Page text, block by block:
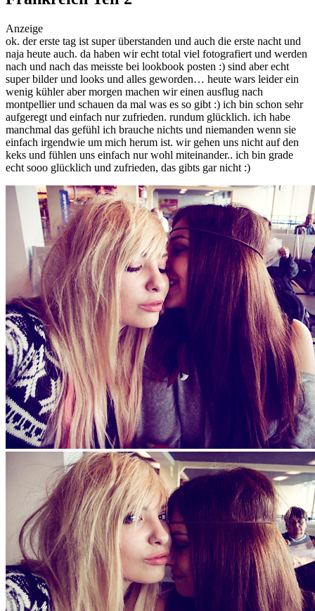
social topics
Anzeige
ok. der erste tag ist super überstanden und auch die erste nacht und
naja heute auch. da haben wir echt total viel fotografiert und werden
nach und nach das meisste bei lookbook posten :) sind aber echt
super bilder und looks und alles geworden… heute wars leider ein
wenig kühler aber morgen machen wir einen ausflug nach
montpellier und schauen da mal was es so gibt :) ich bin schon sehr
aufgeregt und einfach nur zufrieden. rundum glücklich. ich habe
manchmal das gefühl ich brauche nichts und niemanden wenn sie
einfach irgendwie um mich herum ist. wir gehen uns nicht auf den
keks und fühlen uns einfach nur wohl miteinander.. ich bin grade
echt sooo glücklich und zufrieden, das gibts gar nicht :)